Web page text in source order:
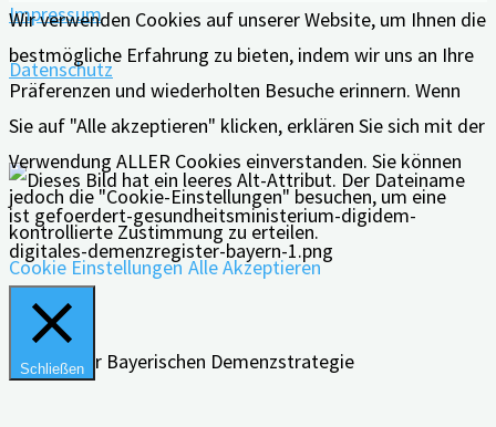
Impressum
Datenschutz
Wir verwenden Cookies auf unserer Website, um Ihnen die
bestmögliche Erfahrung zu bieten, indem wir uns an Ihre
Präferenzen und wiederholten Besuche erinnern. Wenn
Sie auf "Alle akzeptieren" klicken, erklären Sie sich mit der
Verwendung ALLER Cookies einverstanden. Sie können
jedoch die "Cookie-Einstellungen" besuchen, um eine
kontrollierte Zustimmung zu erteilen.
Cookie Einstellungen Alle Akzeptieren
Schließen